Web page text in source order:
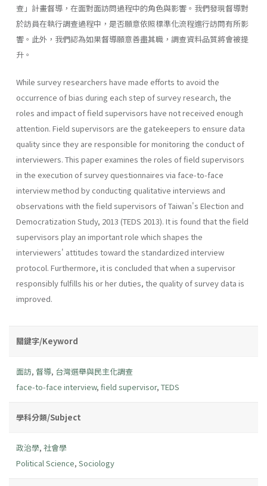
查」計畫督導，在面對面訪問過程中的角色與影響。我們發現督導對
於訪員在執行調查過程中，是否願意依照標準化流程進行訪問有所影
響。此外，我們認為如果督導願意善盡其職，調查資料品質將會被提
升。
While survey researchers have made efforts to avoid the
occurrence of bias during each step of survey research, the
roles and impact of field supervisors have not received enough
attention. Field supervisors are the gatekeepers to ensure data
quality since they are responsible for monitoring the conduct of
interviewers. This paper examines the roles of field supervisors
in the execution of survey questionnaires via face-to-face
interview method by conducting qualitative interviews and
observations with the field supervisors of Taiwan's Election and
Democratization Study, 2013 (TEDS 2013). It is found that the field
supervisors play an important role which shapes the
interviewers' attitudes toward the standardized interview
protocol. Furthermore, it is concluded that when a supervisor
responsibly fulfills his or her duties, the quality of survey data is
improved.
關鍵字/Keyword
面訪, 督導, 台灣選舉與民主化調查
face-to-face interview, field supervisor, TEDS
學科分類/Subject
政治學, 社會學
Political Science, Sociology